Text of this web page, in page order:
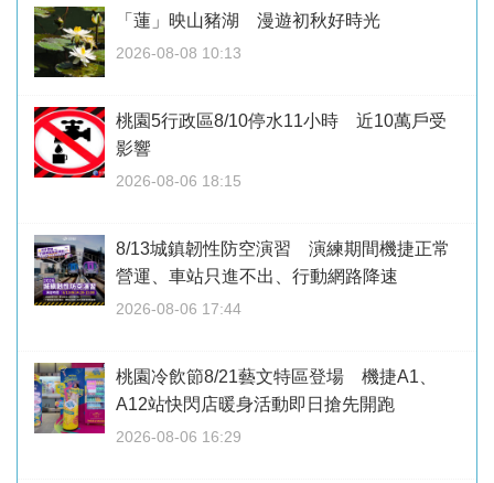
「蓮」映山豬湖 漫遊初秋好時光
2026-08-08 10:13
桃園5行政區8/10停水11小時 近10萬戶受
影響
2026-08-06 18:15
8/13城鎮韌性防空演習 演練期間機捷正常
營運、車站只進不出、行動網路降速
2026-08-06 17:44
桃園冷飲節8/21藝文特區登場 機捷A1、
A12站快閃店暖身活動即日搶先開跑
2026-08-06 16:29